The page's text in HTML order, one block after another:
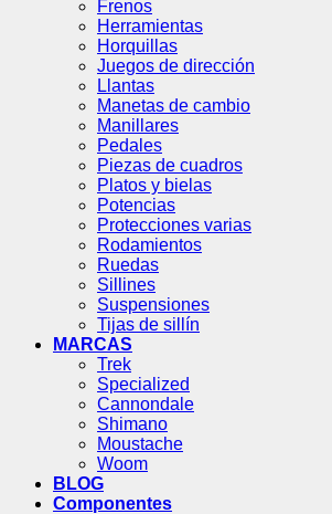
Frenos
Herramientas
Horquillas
Juegos de dirección
Llantas
Manetas de cambio
Manillares
Pedales
Piezas de cuadros
Platos y bielas
Potencias
Protecciones varias
Rodamientos
Ruedas
Sillines
Suspensiones
Tijas de sillín
MARCAS
Trek
Specialized
Cannondale
Shimano
Moustache
Woom
BLOG
Componentes